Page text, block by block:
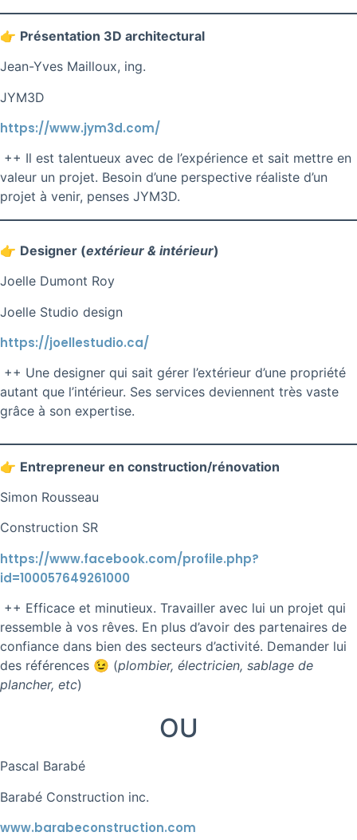
👉 Présentation 3D architectural
Jean-Yves Mailloux, ing.
JYM3D
https://www.jym3d.com/
++ Il est talentueux avec de l’expérience et sait mettre en
valeur un projet. Besoin d’une perspective réaliste d’un
projet à venir, penses JYM3D.
👉 Designer (extérieur & intérieur)
Joelle Dumont Roy
Joelle Studio design
https://joellestudio.ca/
++ Une designer qui sait gérer l’extérieur d’une propriété
autant que l’intérieur. Ses services deviennent très vaste
grâce à son expertise.
👉 Entrepreneur en construction/rénovation
Simon Rousseau
Construction SR
https://www.facebook.com/profile.php?
id=100057649261000
++ Efficace et minutieux. Travailler avec lui un projet qui
ressemble à vos rêves. En plus d’avoir des partenaires de
confiance dans bien des secteurs d’activité. Demander lui
des références 😉 (plombier, électricien, sablage de
plancher, etc)
OU
Pascal Barabé
Barabé Construction inc.
www.barabeconstruction.com